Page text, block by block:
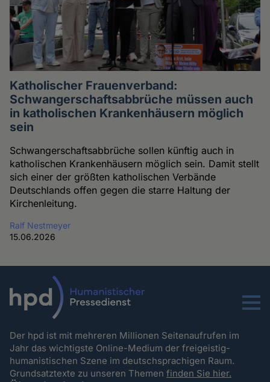
Katholischer Frauenverband:
Schwangerschaftsabbrüche müssen auch
in katholischen Krankenhäusern möglich
sein
Schwangerschaftsabbrüche sollen künftig auch in
katholischen Krankenhäusern möglich sein. Damit stellt
sich einer der größten katholischen Verbände
Deutschlands offen gegen die starre Haltung der
Kirchenleitung.
Ralf Nestmeyer
15.06.2026
Menu
Der hpd ist mit mehreren Millionen Seitenaufrufen im
Jahr das wichtigste Online-Medium der freigeistig-
humanistischen Szene im deutschsprachigen Raum.
Grundsatztexte zu unseren Themenfinden Sie hier.